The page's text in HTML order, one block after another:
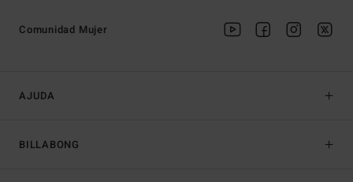
AJUDA
BILLABONG
Comunidad Mujer